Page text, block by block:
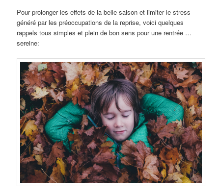
Pour prolonger les effets de la belle saison et limiter le stress
généré par les préoccupations de la reprise, voici quelques
rappels tous simples et plein de bon sens pour une rentrée …
sereine: